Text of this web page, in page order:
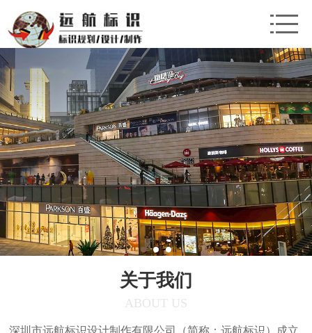
关于我们
ABOUT US
深圳市远航标识设计制作有限公司（简称：远航标识）成立